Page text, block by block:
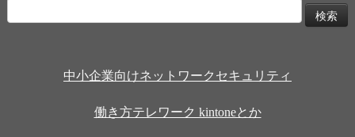
索:
中小企業向けネットワークセキュリティ
働き方テレワーク kintoneとか